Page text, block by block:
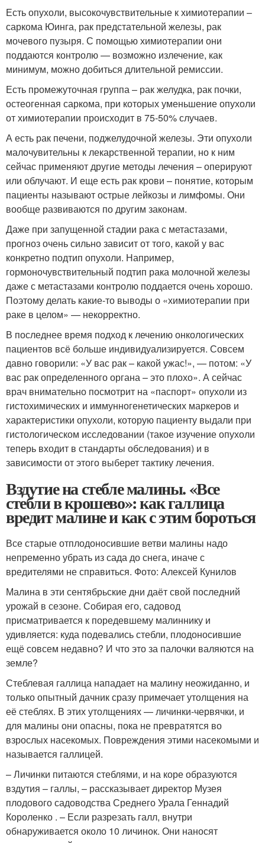
Есть опухоли, высокочувствительные к химиотерапии –
саркома Юинга, рак предстательной железы, рак
мочевого пузыря. С помощью химиотерапии они
поддаются контролю — возможно излечение, как
минимум, можно добиться длительной ремиссии.
Есть промежуточная группа – рак желудка, рак почки,
остеогенная саркома, при которых уменьшение опухоли
от химиотерапии происходит в 75-50% случаев.
А есть рак печени, поджелудочной железы. Эти опухоли
малочувительны к лекарственной терапии, но к ним
сейчас применяют другие методы лечения – оперируют
или облучают. И еще есть рак крови – понятие, которым
пациенты называют острые лейкозы и лимфомы. Они
вообще развиваются по другим законам.
Даже при запущенной стадии рака с метастазами,
прогноз очень сильно зависит от того, какой у вас
конкретно подтип опухоли. Например,
гормоночувствительный подтип рака молочной железы
даже с метастазами контролю поддается очень хорошо.
Поэтому делать какие-то выводы о «химиотерапии при
раке в целом» — некорректно.
В последнее время подход к лечению онкологических
пациентов всё больше индивидуализируется. Совсем
давно говорили: «У вас рак – какой ужас!», — потом: «У
вас рак определенного органа – это плохо». А сейчас
врач внимательно посмотрит на «паспорт» опухоли из
гистохимических и иммунногенетических маркеров и
характеристики опухоли, которую пациенту выдали при
гистологическом исследовании (такое изучение опухоли
теперь входит в стандарты обследования) и в
зависимости от этого выберет тактику лечения.
Вздутие на стебле малины. «Все
стебли в крошево»: как галлица
вредит малине и как с этим бороться
Все старые отплодоносившие ветви малины надо
непременно убрать из сада до снега, иначе с
вредителями не справиться. Фото: Алексей Кунилов
Малина в эти сентябрьские дни даёт свой последний
урожай в сезоне. Собирая его, садовод
присматривается к поредевшему малиннику и
удивляется: куда подевались стебли, плодоносившие
ещё совсем недавно? И что это за палочки валяются на
земле?
Стеблевая галлица нападает на малину неожиданно, и
только опытный дачник сразу примечает утолщения на
её стеблях. В этих утолщениях — личинки-червячки, и
для малины они опасны, пока не превратятся во
взрослых насекомых. Повреждения этими насекомыми и
называется галлицей.
– Личинки питаются стеблями, и на коре образуются
вздутия – галлы, – рассказывает директор Музея
плодового садоводства Среднего Урала Геннадий
Короленко . – Если разрезать галл, внутри
обнаруживается около 10 личинок. Они наносят